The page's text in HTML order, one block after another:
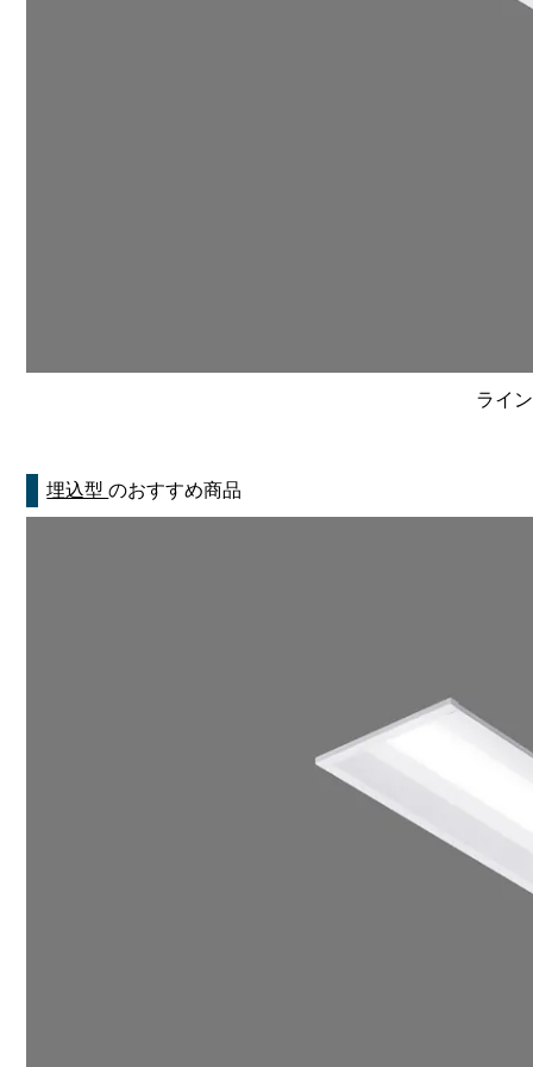
ライ
埋込型のおすすめ商品